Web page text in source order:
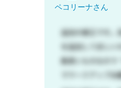
ペコリーナさん